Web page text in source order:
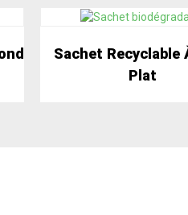
Sachet Recyclable
Plat